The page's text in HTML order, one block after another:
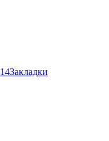
14Закладки